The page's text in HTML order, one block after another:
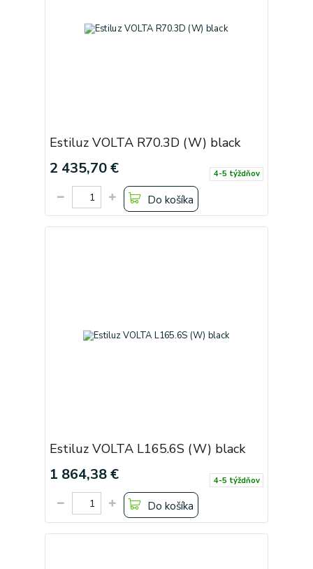
Estiluz VOLTA R70.3D (W) black
2 435,70 € 4-5 týždňov
Do košíka
Estiluz VOLTA L165.6S (W) black
1 864,38 € 4-5 týždňov
Do košíka